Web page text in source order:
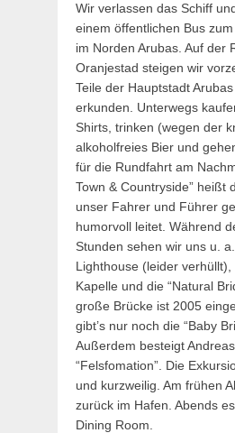
Wir verlassen das Schiff
einem öffentlichen Bus
im Norden Arubas. Auf der
Oranjestad steigen wir
Teile der Hauptstadt
erkunden. Unterwegs
Shirts, trinken (wegen der
alkoholfreies Bier und
für die Rundfahrt am
Town & Countryside” heißt
unser Fahrer und Führer
humorvoll leitet. Während
Stunden sehen wir uns u.
Lighthouse (leider verhüllt),
Kapelle und die “Natural
große Brücke ist 2005
gibt’s nur noch die “Baby
Außerdem besteigt
“Felsfomation”. Die
und kurzweilig. Am frühen
zurück im Hafen. Abends
Dining Room.